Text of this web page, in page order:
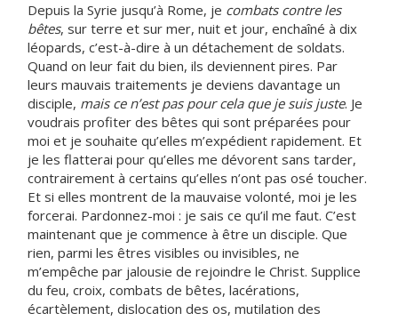
Depuis la Syrie jusqu’à Rome, je combats contre les
bêtes, sur terre et sur mer, nuit et jour, enchaîné à dix
léopards, c’est-à-dire à un détachement de soldats.
Quand on leur fait du bien, ils deviennent pires. Par
leurs mauvais traitements je deviens davantage un
disciple, mais ce n’est pas pour cela que je suis juste. Je
voudrais profiter des bêtes qui sont préparées pour
moi et je souhaite qu’elles m’expédient rapidement. Et
je les flatterai pour qu’elles me dévorent sans tarder,
contrairement à certains qu’elles n’ont pas osé toucher.
Et si elles montrent de la mauvaise volonté, moi je les
forcerai. Pardonnez-moi : je sais ce qu’il me faut. C’est
maintenant que je commence à être un disciple. Que
rien, parmi les êtres visibles ou invisibles, ne
m’empêche par jalousie de rejoindre le Christ. Supplice
du feu, croix, combats de bêtes, lacérations,
écartèlement, dislocation des os, mutilation des